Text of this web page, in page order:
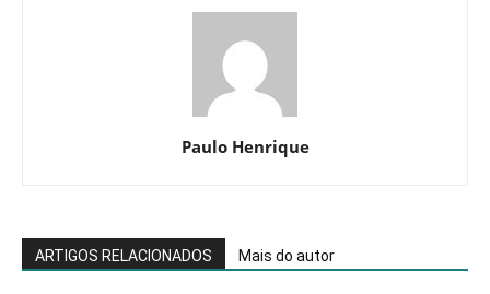
Paulo Henrique
ARTIGOS RELACIONADOS Mais do autor